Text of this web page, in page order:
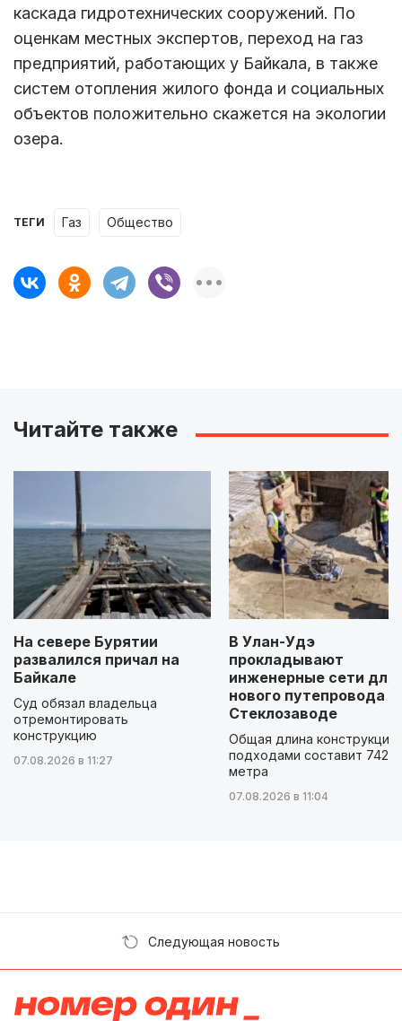
каскада гидротехнических сооружений. По
оценкам местных экспертов, переход на газ
предприятий, работающих у Байкала, в также
систем отопления жилого фонда и социальных
объектов положительно скажется на экологии
озера.
ТЕГИ газ Общество
Читайте также
На севере Бурятии
развалился причал на
Байкале
Суд обязал владельца
отремонтировать
конструкцию
07.08.2026 в 11:27
В Улан-Удэ
прокладывают
инженерные сети для
нового путепровода
Стеклозаводе
Общая длина конструкции
подходами составит 742
метра
07.08.2026 в 11:04
Следующая новость